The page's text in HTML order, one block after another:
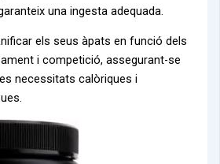
una ingesta adequada.
els seus àpats en funció dels
i competició, assegurant-se
necessitats calòriques i